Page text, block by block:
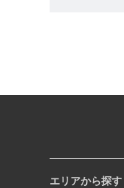
エリアから探す